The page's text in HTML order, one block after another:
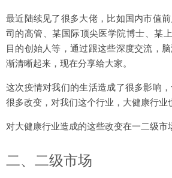
最近陆续见了很多大佬，比如国内市值
司的高管、某国际顶尖医学院博士、某
目的创始人等，通过跟这些深度交流，
渐清晰起来，现在分享给大家。
这次疫情对我们的生活造成了很多影响
很多改变，对我们这个行业，大健康行业
对大健康行业造成的这些改变在一二级市
二、二级市场